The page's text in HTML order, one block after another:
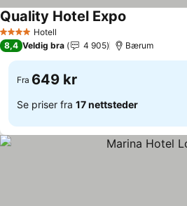
4 StjernerHotell
Quality Hotel Expo
8,4 Veldig bra 4 905 Bærum
Fra 649 kr
Se priser fra 17 nettsteder